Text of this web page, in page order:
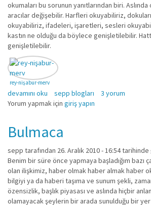
okumaları bu sorunun yanıtlarından biri.
aracılar değişebilir. Harfleri okuyabiliriz,
okuyabiliriz, ifadeleri, işaretleri, sesleri
kastın ne olduğu da böylece genişletilebilir.
genişletilebilir.
rey-nişabur-merv
gazete okuyorum hakkında
devamını oku sepp blogları
3 yorum
Yorum yapmak için giriş yapın
Bulmaca
sepp tarafından 26. Aralık 2010 - 16:54
Benim bir süre önce yapmaya başladığım bazı
olan ilişkimiz, haber olmak haber almak haber
bilgiyi ya da haberi taşıma ve sunum şekli,
özensizlik, başlık piyasası ve aslında hiçbir
olamayacak şeylerin bir arada sunulduğu bir